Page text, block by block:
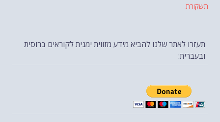
תשקורת
תעזרו לאתר שלנו להביא מידע מזווית ימנית לקוראים ברוסית
ובעברית: